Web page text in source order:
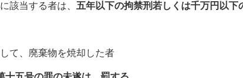
該当する者は、 五年以下の拘禁刑若しくは千万円以下
て、廃棄物を焼却した者